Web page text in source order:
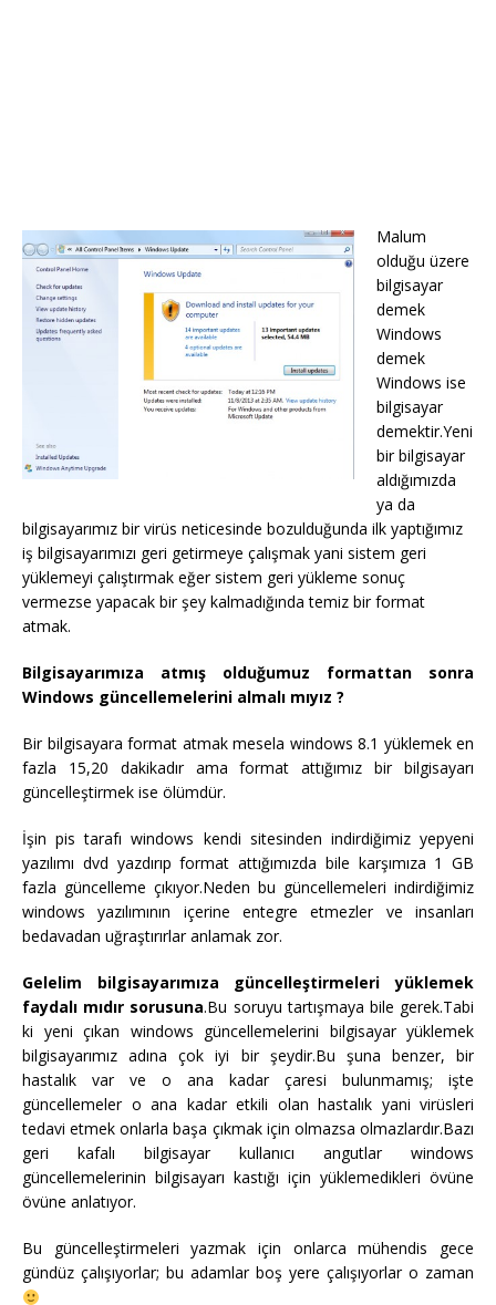
Malum
olduğu üzere
bilgisayar
demek
Windows
demek
Windows ise
bilgisayar
demektir.Yeni
bir bilgisayar
aldığımızda
ya da
bilgisayarımız bir virüs neticesinde bozulduğunda ilk yaptığımız
iş bilgisayarımızı geri getirmeye çalışmak yani sistem geri
yüklemeyi çalıştırmak eğer sistem geri yükleme sonuç
vermezse yapacak bir şey kalmadığında temiz bir format
atmak.
Bilgisayarımıza atmış olduğumuz formattan sonra
Windows güncellemelerini almalı mıyız ?
Bir bilgisayara format atmak mesela windows 8.1 yüklemek en
fazla 15,20 dakikadır ama format attığımız bir bilgisayarı
güncelleştirmek ise ölümdür.
İşin pis tarafı windows kendi sitesinden indirdiğimiz yepyeni
yazılımı dvd yazdırıp format attığımızda bile karşımıza 1 GB
fazla güncelleme çıkıyor.Neden bu güncellemeleri indirdiğimiz
windows yazılımının içerine entegre etmezler ve insanları
bedavadan uğraştırırlar anlamak zor.
Gelelim bilgisayarımıza güncelleştirmeleri yüklemek
faydalı mıdır sorusuna.Bu soruyu tartışmaya bile gerek.Tabi
ki yeni çıkan windows güncellemelerini bilgisayar yüklemek
bilgisayarımız adına çok iyi bir şeydir.Bu şuna benzer, bir
hastalık var ve o ana kadar çaresi bulunmamış; işte
güncellemeler o ana kadar etkili olan hastalık yani virüsleri
tedavi etmek onlarla başa çıkmak için olmazsa olmazlardır.Bazı
geri kafalı bilgisayar kullanıcı angutlar windows
güncellemelerinin bilgisayarı kastığı için yüklemedikleri övüne
övüne anlatıyor.
Bu güncelleştirmeleri yazmak için onlarca mühendis gece
gündüz çalışıyorlar; bu adamlar boş yere çalışıyorlar o zaman